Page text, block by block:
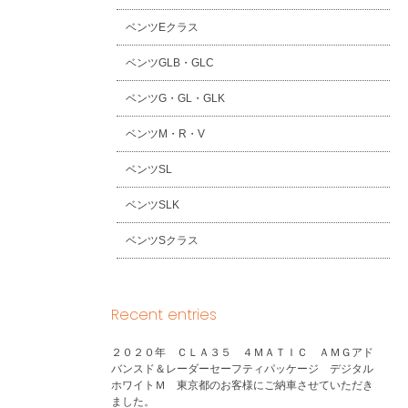
ベンツEクラス
ベンツGLB・GLC
ベンツG・GL・GLK
ベンツM・R・V
ベンツSL
ベンツSLK
ベンツSクラス
Recent entries
２０２０年 ＣＬＡ３５ ４ＭＡＴＩＣ ＡＭＧアド
バンスド＆レーダーセーフティパッケージ デジタル
ホワイトＭ 東京都のお客様にご納車させていただき
ました。